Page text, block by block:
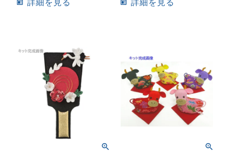
詳細を見る 詳細を見る